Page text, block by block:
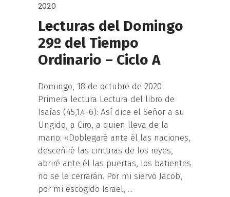
2020
Lecturas del Domingo
29º del Tiempo
Ordinario – Ciclo A
Domingo, 18 de octubre de 2020
Primera lectura Lectura del libro de
Isaías (45,1.4-6): Así dice el Señor a su
Ungido, a Ciro, a quien lleva de la
mano: «Doblegaré ante él las naciones,
desceñiré las cinturas de los reyes,
abriré ante él las puertas, los batientes
no se le cerrarán. Por mi siervo Jacob,
por mi escogido Israel,